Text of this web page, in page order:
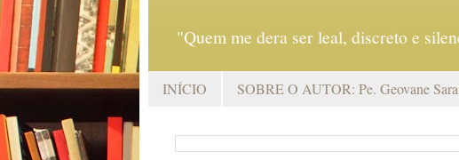
"Quem me dera ser leal, discreto e
INÍCIO SOBRE O AUTOR: Pe. Geovane